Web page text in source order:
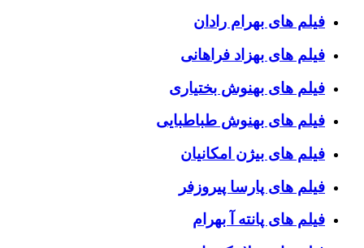
فیلم های بهرام رادان
فیلم های بهزاد فراهانی
فیلم های بهنوش بختیاری
فیلم های بهنوش طباطبایی
فیلم های بیژن امکانیان
فیلم های پارسا پیروزفر
فیلم های پانته آ بهرام